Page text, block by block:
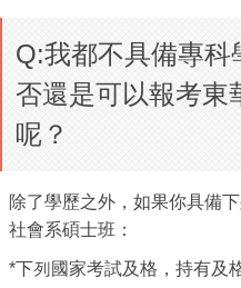
Q:我都不具備專科
否還是可以報考東
呢？
除了學歷之外，如果你具備
社會系碩士班：
*下列國家考試及格，持有及